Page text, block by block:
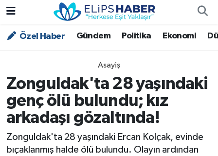
Özel Haber Gündem Politika Ekonomi
Asayiş
Zonguldak'ta 28 yaşındaki
genç ölü bulundu; kız
arkadaşı gözaltında!
Zonguldak'ta 28 yaşındaki Ercan Kolçak, evinde
bıçaklanmış halde ölü bulundu. Olayın ardından
Özel Haber
Asayiş
Bilim - Teknoloji
Çevre - İklim
Nöbetçi Eczaneler
Trafik Durumu
Süper Lig Puan Durumu ve Fikstür
Tüm Manşetler